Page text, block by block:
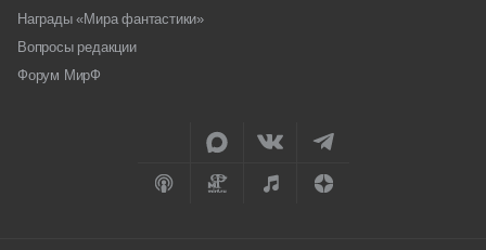
Награды «Мира фантастики»
Вопросы редакции
Форум МирФ